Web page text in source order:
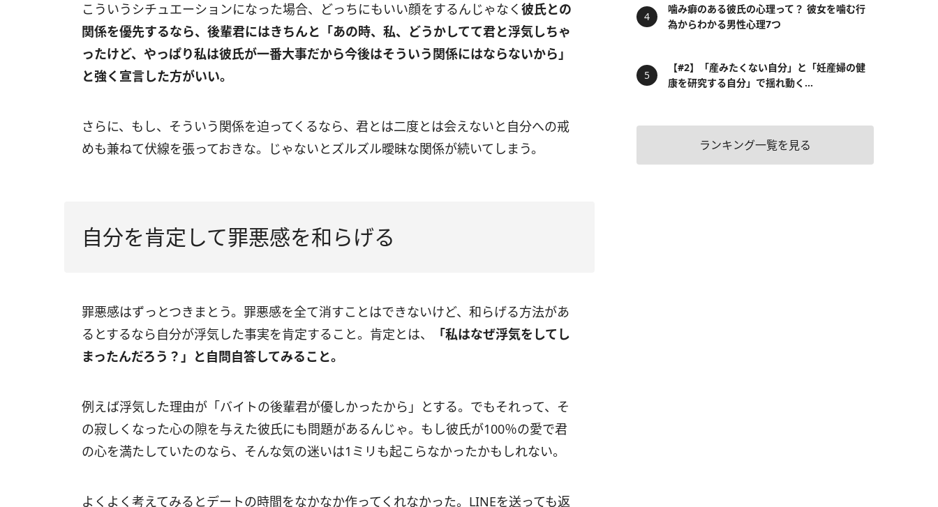
こういうシチュエーションになった場合、どっちにもいい顔をするんじゃなく 彼氏との
関係を優先するなら、後輩君にはきちんと「あの時、私、どうかしてて君と浮気しちゃ
ったけど、やっぱり私は彼氏が一番大事だから今後はそういう関係にはならないから」
と強く宣言した方がいい。
さらに、もし、そういう関係を迫ってくるなら、君とは二度とは会えないと自分への戒
めも兼ねて伏線を張っておきな。じゃないとズルズル曖昧な関係が続いてしまう。
自分を肯定して罪悪感を和らげる
罪悪感はずっとつきまとう。罪悪感を全て消すことはできないけど、和らげる方法があ
るとするなら自分が浮気した事実を肯定すること。肯定とは、
「私はなぜ浮気をしてし
まったんだろう？」と自問自答してみること。
例えば浮気した理由が「バイトの後輩君が優しかったから」とする。でもそれって、そ
の寂しくなった心の隙を与えた彼氏にも問題があるんじゃ。もし彼氏が100％の愛で君
の心を満たしていたのなら、そんな気の迷いは1ミリも起こらなかったかもしれない。
よくよく考えてみるとデートの時間をなかなか作ってくれなかった。LINEを送っても返
噛み癖のある彼氏の心理って？ 彼女を噛む行
為からわかる男性心理7つ
【#2】「産みたくない自分」と「妊産婦の健
康を研究する自分」で揺れ動く...
ランキング一覧を見る